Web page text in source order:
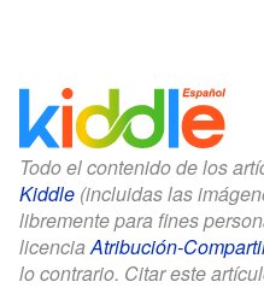
Todo el contenido de los
Kiddle (incluidas las
libremente para fines
licenciaAtribución-
lo contrario. Citar este